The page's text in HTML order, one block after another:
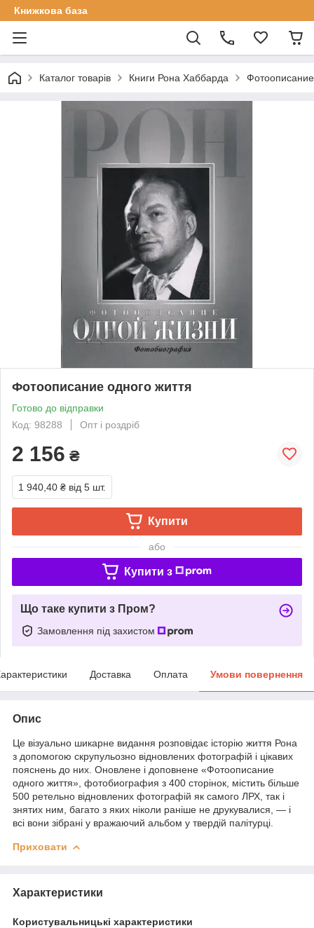
Книжкова база
Каталог товарів Книги Рона Хаббарда
Фотоописание одного життя
Готово до відправки
Код: 98288
Опт і роздріб
2 156 ₴
1 940,40 ₴ від 5 шт.
Купити
або
Купити з
Що таке купити з Пром?
Замовлення під захистом
Доставка Оплата Умови повернення
Опис
Це візуально шикарне видання розповідає історію життя Рона
з допомогою скрупульозно відновлених фотографій і цікавих
пояснень до них. Оновлене і доповнене «Фотоописание
одного життя», фотобиография з 400 сторінок, містить більше
500 ретельно відновлених фотографій як самого ЛРХ, так і
знятих ним, багато з яких ніколи раніше не друкувалися, — і
всі вони зібрані у вражаючий альбом у твердій палітурці.
Приховати
Характеристики
Користувальницькі характеристики